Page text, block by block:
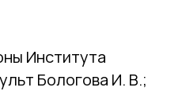
Института
Бологова И. В.;